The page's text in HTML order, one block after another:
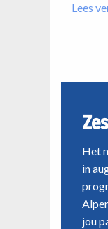
Lees
Het
in
jou